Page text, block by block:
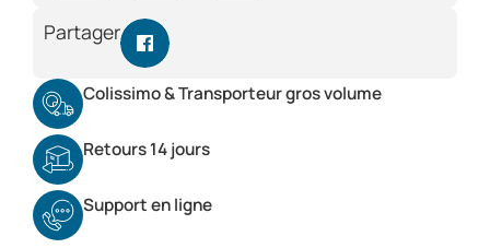
Partager
Colissimo & Transporteur gros volume
Retours 14 jours
Support en ligne